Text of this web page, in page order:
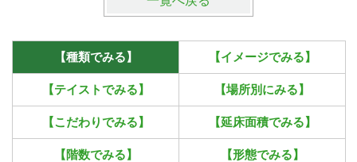
【種類でみる】 【イメージでみる】
【テイストでみる】 【場所別にみる】
【こだわりでみる】 【延床面積でみる】
【階数でみる】 【形態でみる】